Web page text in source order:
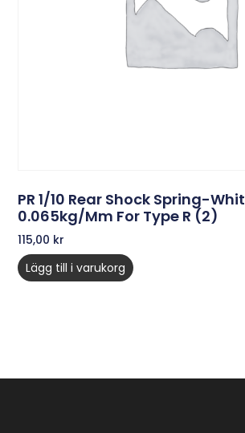
PR 1/10 Rear Shock Spring-
0.065kg/mm For Type R (2)
115,00 kr
Lägg till i varukorg